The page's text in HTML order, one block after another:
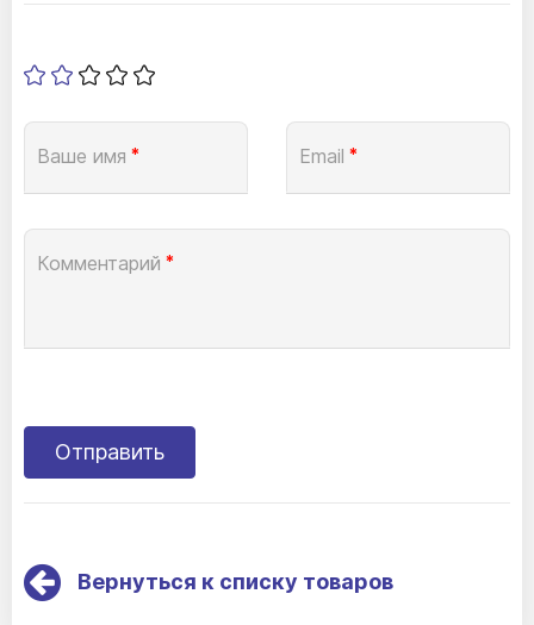
Ваше имя * Email *
Комментарий *
Вернуться к списку товаров